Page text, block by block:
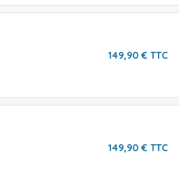
149,90 € TTC
149,90 € TTC